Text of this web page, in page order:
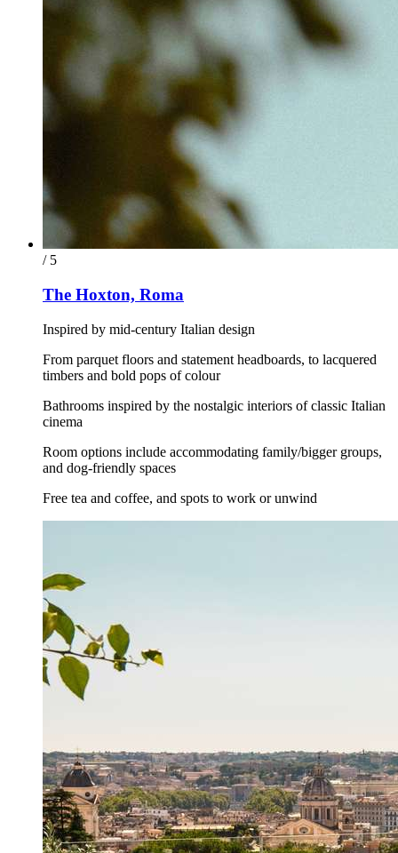
/ 5
The Hoxton, Roma
Inspired by mid-century Italian design
From parquet floors and statement headboards, to lacquered
timbers and bold pops of colour
Bathrooms inspired by the nostalgic interiors of classic Italian
cinema
Room options include accommodating family/bigger groups,
and dog-friendly spaces
Free tea and coffee, and spots to work or unwind